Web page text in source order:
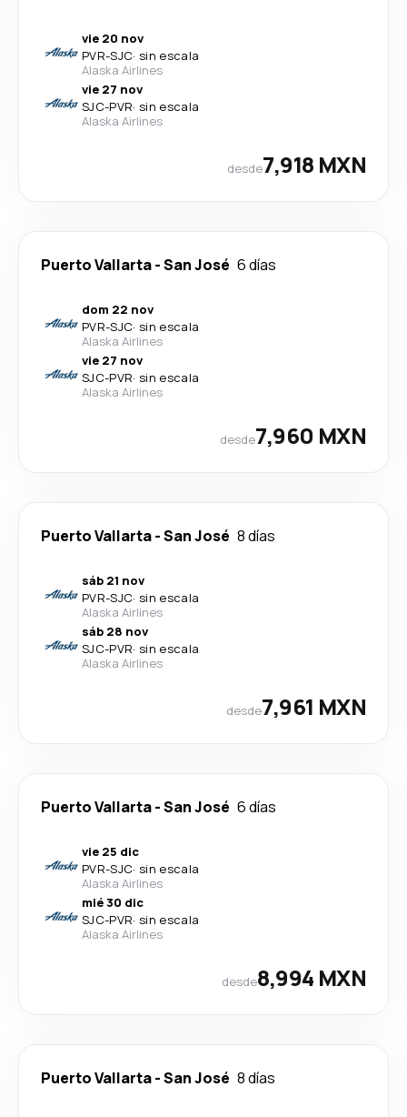
vie 20 nov
PVR-SJC· sin escala
Alaska Airlines
vie 27 nov
SJC-PVR· sin escala
Alaska Airlines
desde7,918 MXN
Puerto Vallarta-San José 6 días
dom 22 nov
PVR-SJC· sin escala
Alaska Airlines
vie 27 nov
SJC-PVR· sin escala
Alaska Airlines
desde7,960 MXN
Puerto Vallarta-San José 8 días
sáb 21 nov
PVR-SJC· sin escala
Alaska Airlines
sáb 28 nov
SJC-PVR· sin escala
Alaska Airlines
desde7,961 MXN
Puerto Vallarta-San José 6 días
vie 25 dic
PVR-SJC· sin escala
Alaska Airlines
mié 30 dic
SJC-PVR· sin escala
Alaska Airlines
desde8,994 MXN
Puerto Vallarta-San José 8 días